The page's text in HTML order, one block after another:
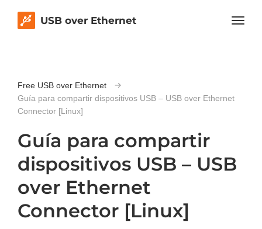
USB over Ethernet
Free USB over Ethernet
Guía para compartir dispositivos USB – USB over Ethernet
Connector [Linux]
Guía para compartir
dispositivos USB – USB
over Ethernet
Connector [Linux]